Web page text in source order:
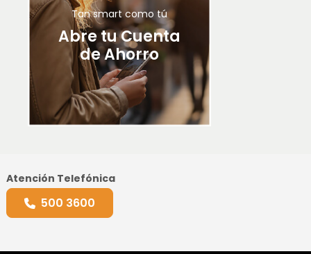
Tan smart como tú
Abre tu Cuenta
de Ahorro
Atención Telefónica
500 3600